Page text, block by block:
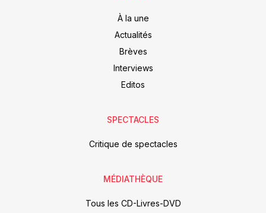
À la une
Actualités
Brèves
Interviews
Editos
SPECTACLES
Critique de spectacles
MÉDIATHÈQUE
Tous les CD-Livres-DVD